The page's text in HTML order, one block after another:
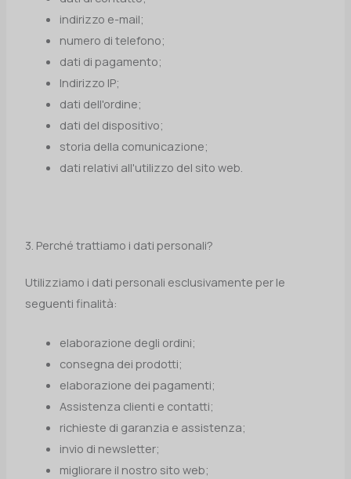
indirizzo e-mail;
numero di telefono;
dati di pagamento;
Indirizzo IP;
dati dell'ordine;
dati del dispositivo;
storia della comunicazione;
dati relativi all'utilizzo del sito web.
3. Perché trattiamo i dati personali?
Utilizziamo i dati personali esclusivamente per le
seguenti finalità:
elaborazione degli ordini;
consegna dei prodotti;
elaborazione dei pagamenti;
Assistenza clienti e contatti;
richieste di garanzia e assistenza;
invio di newsletter;
migliorare il nostro sito web;